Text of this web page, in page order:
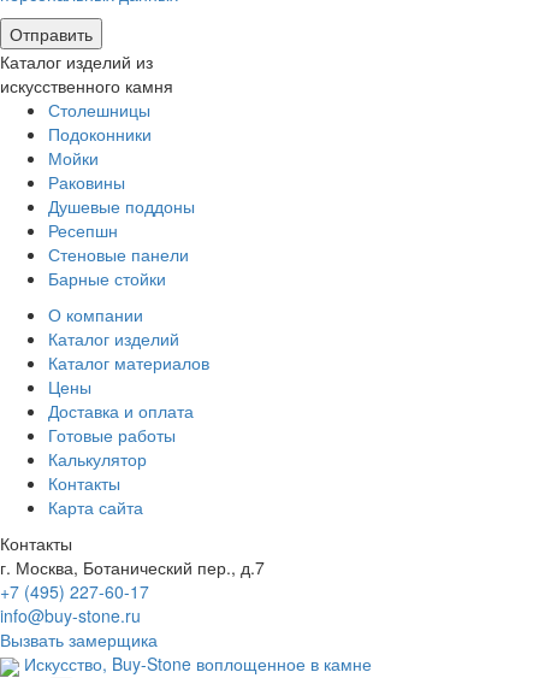
Каталог изделий из
искусственного камня
Столешницы
Подоконники
Мойки
Раковины
Душевые поддоны
Ресепшн
Стеновые панели
Барные стойки
О компании
Каталог изделий
Каталог материалов
Цены
Доставка и оплата
Готовые работы
Калькулятор
Контакты
Карта сайта
Контакты
г. Москва, Ботанический пер., д.7
+7 (495) 227-60-17
info@buy-stone.ru
Вызвать замерщика
Искусство, Buy-Stone воплощенное в камне